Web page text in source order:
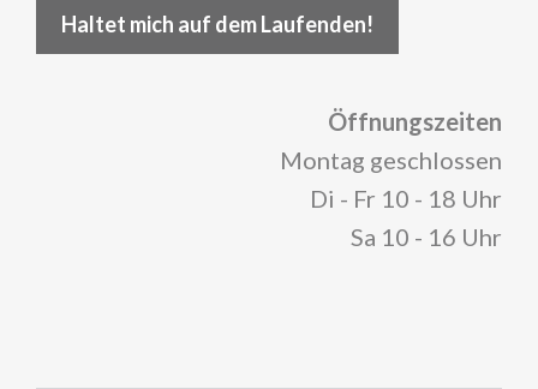
Haltet mich auf dem Laufenden!
Öffnungszeiten
Montag geschlossen
Di - Fr 10 - 18 Uhr
Sa 10 - 16 Uhr